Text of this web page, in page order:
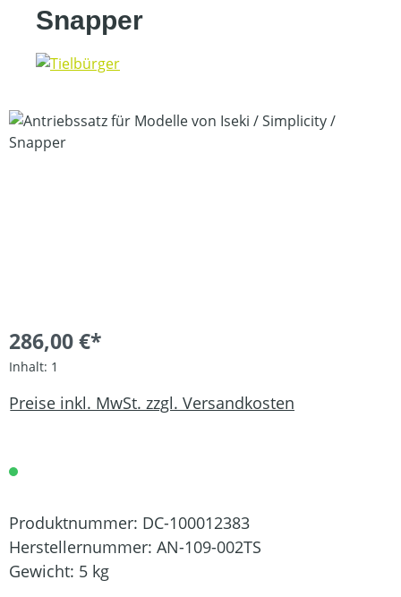
Snapper
Bildergalerie überspringen
286,00 €*
Inhalt: 1
Preise inkl. MwSt. zzgl. Versandkosten
Produktnummer: DC-100012383
Herstellernummer: AN-109-002TS
Gewicht: 5 kg